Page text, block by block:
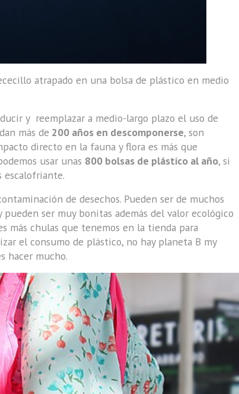
atrapado en una bolsa de plástico en medio
y reemplazar a medio-largo plazo el uso de
más de 200 años en descomponerse, son
directo en la fauna y flora es más que
usar unas 800 bolsas de plástico al año, si
escalofriante.
de desechos. Pueden ser de muchos
ser muy bonitas además del valor ecológico
más chulas que tenemos en la tienda para
el consumo de plástico, no hay planeta B my
hacer mucho.